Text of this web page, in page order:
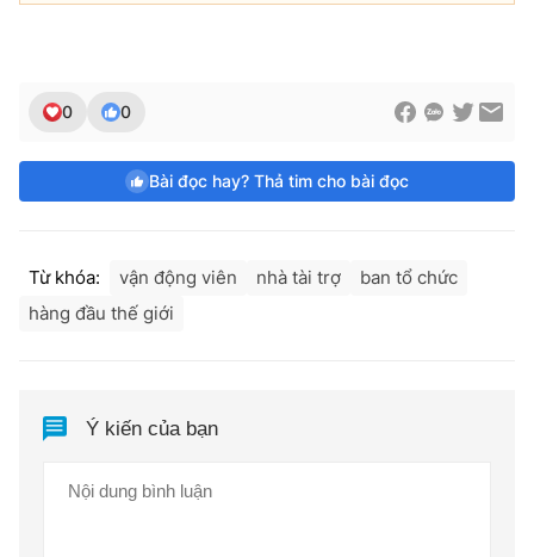
0 0
Bài đọc hay? Thả tim cho bài đọc
Từ khóa: vận động viên nhà tài trợ
ban tổ chức
hàng đầu thế giới
Ý kiến của bạn